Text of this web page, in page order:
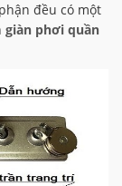
đều có một
giàn phơi quần